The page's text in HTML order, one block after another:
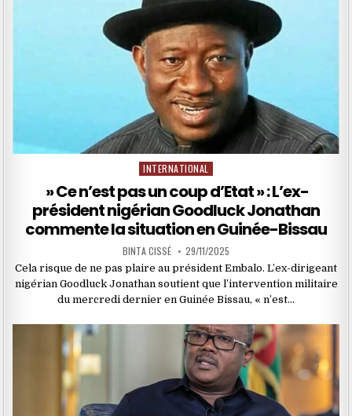
Posted
INTERNATIONAL
» Ce n’est pas un coup d’Etat » : L’ex-
président nigérian Goodluck Jonathan
commente la situation en Guinée-Bissau
BINTA CISSÉ 29/11/2025
Cela risque de ne pas plaire au président Embalo. L’ex-dirigeant
nigérian Goodluck Jonathan soutient que l’intervention militaire
du mercredi dernier en Guinée Bissau, « n’est…